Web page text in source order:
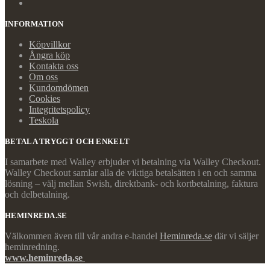
INFORMATION
Köpvillkor
Ångra köp
Kontakta oss
Om oss
Kundomdömen
Cookies
Integritetspolicy
Teskola
BETALA TRYGGT OCH ENKELT
I samarbete med Walley erbjuder vi betalning via Walley Checkout.
Walley Checkout samlar alla de viktiga betalsätten i en och samma
lösning – välj mellan Swish, direktbank- och kortbetalning, faktura
och delbetalning.
HEMINREDA.SE
Välkommen även till vår andra e-handel Heminreda.se där vi säljer
heminredning.
www.heminreda.se